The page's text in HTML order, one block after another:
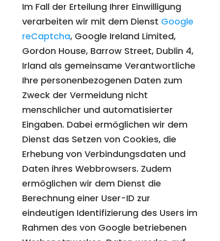
Im Fall der Erteilung Ihrer Einwilligung
verarbeiten wir mit dem Dienst Google
reCaptcha, Google Ireland Limited,
Gordon House, Barrow Street, Dublin 4,
Irland als gemeinsame Verantwortliche
Ihre personenbezogenen Daten zum
Zweck der Vermeidung nicht
menschlicher und automatisierter
Eingaben. Dabei ermöglichen wir dem
Dienst das Setzen von Cookies, die
Erhebung von Verbindungsdaten und
Daten ihres Webbrowsers. Zudem
ermöglichen wir dem Dienst die
Berechnung einer User-ID zur
eindeutigen Identifizierung des Users im
Rahmen des von Google betriebenen